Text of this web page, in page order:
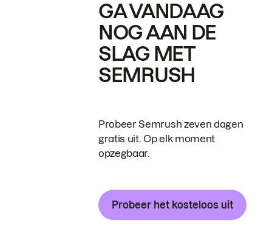
GA VANDAAG
NOG AAN DE
SLAG MET
SEMRUSH
Probeer Semrush zeven dagen
gratis uit. Op elk moment
opzegbaar.
Probeer het kosteloos uit